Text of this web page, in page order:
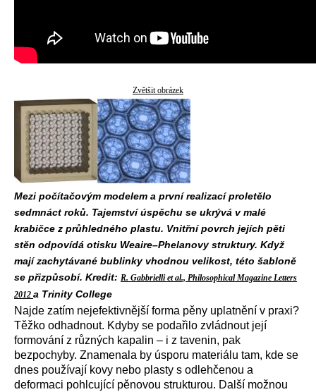
Zvětšit obrázek
Mezi počítačovým modelem a první realizací proletělo
sedmnáct roků. Tajemství úspěchu se ukrývá v malé
krabičce z průhledného plastu. Vnitřní povrch jejích pěti
stěn odpovídá otisku Weaire–Phelanovy struktury. Když
mají zachytávané bublinky vhodnou velikost, této šabloně
se přizpůsobí. Kredit: R. Gabbrielli et al., Philosophical Magazine Letters
2012 a Trinity College
Najde zatím nejefektivnější forma pěny uplatnění v praxi?
Těžko odhadnout. Kdyby se podařilo zvládnout její
formování z různých kapalin – i z tavenin, pak
bezpochyby. Znamenala by úsporu materiálu tam, kde se
dnes používají kovy nebo plasty s odlehčenou a
deformaci pohlcující pěnovou strukturou. Další možnou